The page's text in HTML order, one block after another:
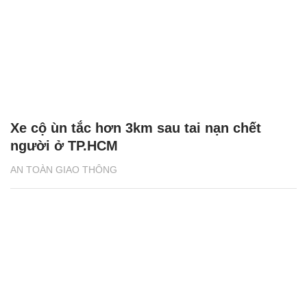
AN TOÀN GIAO THÔNG
Xe cộ ùn tắc hơn 3km sau tai nạn chết
người ở TP.HCM